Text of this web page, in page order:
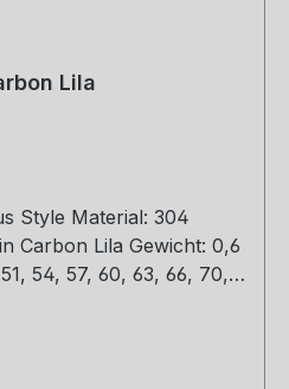
Lila
Style Material: 304
Carbon Lila Gewicht: 0,6
54, 57, 60, 63, 66, 70,